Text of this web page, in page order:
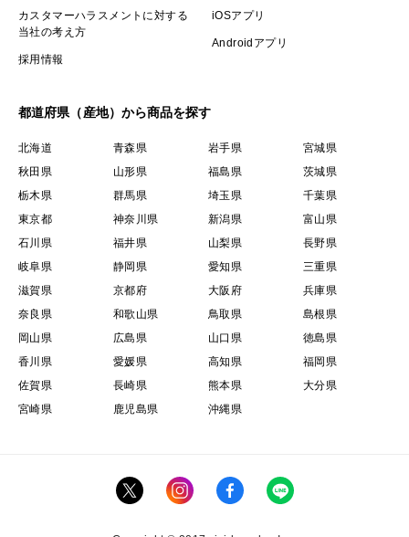
カスタマーハラスメントに対する
当社の考え方
採用情報
iOSアプリ
Androidアプリ
都道府県（産地）から商品を探す
北海道 青森県 岩手県
宮城県
秋田県
山形県 福島県
茨城県
栃木県
群馬県 埼玉県
千葉県
東京都
神奈川県 新潟県
富山県
石川県
福井県 山梨県
長野県
岐阜県
静岡県 愛知県
三重県
滋賀県
京都府 大阪府
兵庫県
奈良県
和歌山県 鳥取県
島根県
岡山県
広島県 山口県
徳島県
香川県
愛媛県 高知県
福岡県
佐賀県
長崎県 熊本県
大分県
宮崎県
鹿児島県 沖縄県